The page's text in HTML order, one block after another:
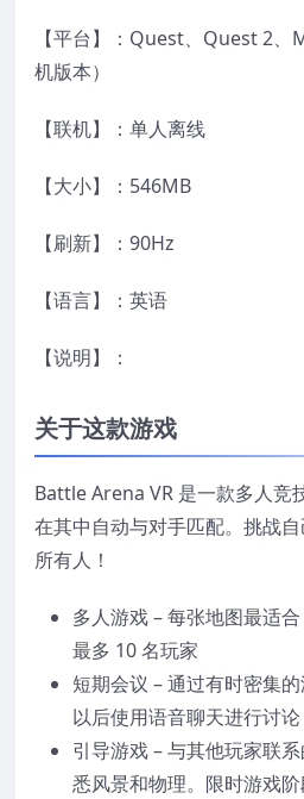
【平台】：Quest、Quest 2
机版本）
【联机】：单人离线
【大小】：546MB
【刷新】：90Hz
【语言】：英语
【说明】：
关于这款游戏
Battle Arena VR 是一款多人竞
在其中自动与对手匹配。挑战
所有人！
多人游戏 – 每张地图最适
最多 10 名玩家
短期会议 – 通过有时密集
以后使用语音聊天进行讨论
引导游戏 – 与其他玩家联
悉风景和物理。限时游戏